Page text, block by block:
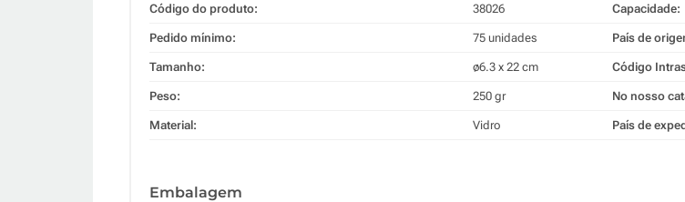
Código do produto: 38026
Pedido mínimo: 75 unidades
Tamanho: ø6.3 x 22 cm
Peso: 250 gr
Material: Vidro
Capacidade:
País de
Código
No nosso
País de
Embalagem